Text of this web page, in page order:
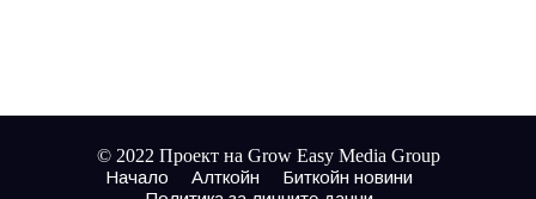
© 2022 Проект на Grow Easy Media Group
Начало
Алткойн
Биткойн новини